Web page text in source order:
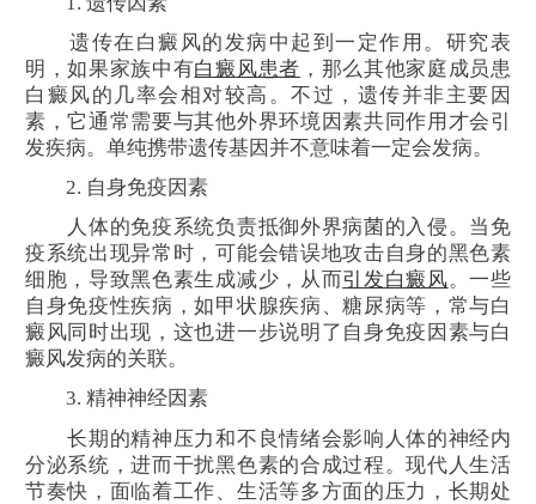
遗传在白癜风的发病中起到一定作用。研究表
明，如果家族中有白癜风患者 ，那么其他家庭成员患
白癜风的几率会相对较高。不过，遗传并非主要因
素，它通常需要与其他外界环境因素共同作用才会引
发疾病。单纯携带遗传基因并不意味着一定会发病。
2. 自身免疫因素
人体的免疫系统负责抵御外界病菌的入侵。当免
疫系统出现异常时，可能会错误地攻击自身的黑色素
细胞，导致黑色素生成减少，从而引发白癜风。一些
自身免疫性疾病，如甲状腺疾病、糖尿病等，常与白
癜风同时出现，这也进一步说明了自身免疫因素与白
癜风发病的关联。
3. 精神神经因素
长期的精神压力和不良情绪会影响人体的神经内
分泌系统，进而干扰黑色素的合成过程。现代人生活
节奏快，面临着工作、生活等多方面的压力，长期处